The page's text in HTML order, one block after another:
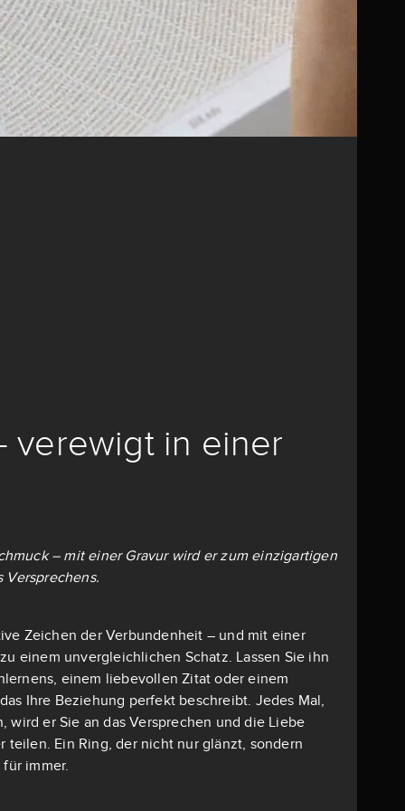
verewigt in einer
– mit einer Gravur wird er zum einzigartigen
Versprechens.
Zeichen der Verbundenheit – und mit einer
einem unvergleichlichen Schatz. Lassen Sie ihn
einem liebevollen Zitat oder einem
Ihre Beziehung perfekt beschreibt. Jedes Mal,
wird er Sie an das Versprechen und die Liebe
teilen. Ein Ring, der nicht nur glänzt, sondern
immer.